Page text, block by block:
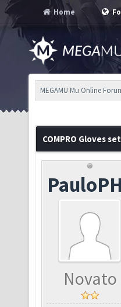
Home
MEGAMU Mu Online
COMPRO Gloves
Novato